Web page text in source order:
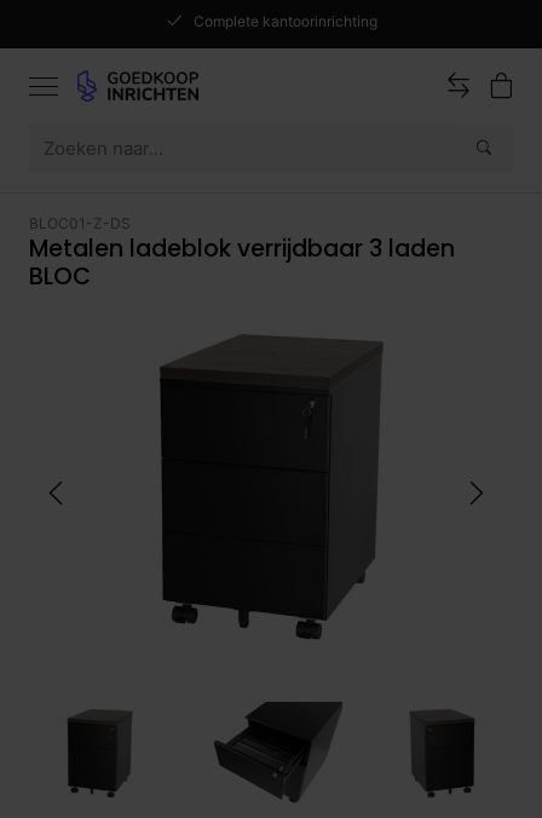
Complete kantoorinrichting
BLOC01-Z-DS
Metalen ladeblok verrijdbaar 3 laden
BLOC